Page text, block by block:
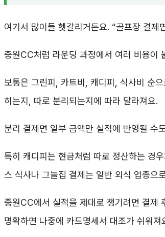
여기서 많이들 헷갈리거든요. “골프장 결
중원CC처럼 라운딩 과정에서 여러 비용이
보통은 그린피, 카트비, 캐디피, 식사비 순
히는지, 따로 분리되는지에 따라 달라져요.
분리 결제면 일부 금액만 실적에 반영될 수
특히 캐디피는 현금처럼 따로 정산하는 경
스 식사나 그늘집 결제는 일반 외식 업종으
중원CC에서 실적을 제대로 챙기려면 결제
명확하면 나중에 카드명세서 대조가 쉬워져